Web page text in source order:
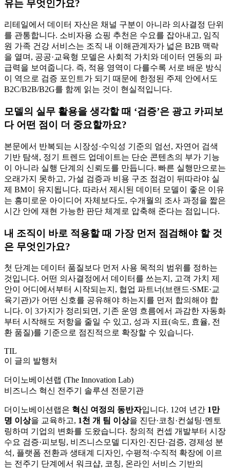
유는 무엇인가요?
리테일에서 데이터 자산은 채널 구분이 아니라 의사결정 단위
를 관통합니다. 소비자용 쇼핑 추천은 수요를 잡아내고, 임직
원 가족 건강 서비스는 조직 내 이해관계자가 넓은 B2B 맥락
을 열며, 공공·교육형 모델은 사회적 가치와 데이터 연동의 파
급력을 보여줍니다. 즉, 적용 영역이 다를수록 서로 배운 방식
이 역으로 검증 포인트가 되기 때문에 한정된 주제 안에서도
B2C/B2B/B2G를 함께 읽는 것이 현실적입니다.
모델의 실무 활용을 생각할 때 ‘검증’은 광고 카피보
다 어떤 점이 더 중요할까요?
본문에서 반복되는 시장성·수익성 기준의 엄선, 자연어 검색
기반 탐색, 정기 트렌드 업데이트는 단순 콘텐츠의 부가 기능
이 아니라 실행 단계의 신뢰도를 만듭니다. 빠른 실행만으로는
오래가지 못하고, 가설 검증과 비용 구조 점검이 뒤따라야 실
제 BM이 유지됩니다. 따라서 제시된 데이터 모델이 좋은 이유
는 흥미로운 아이디어 자체보다도, 수개월의 조사 과정을 짧은
시간 안에 재현 가능한 판단 체계로 압축해 준다는 점입니다.
내 조직이 바로 적용할 때 가장 먼저 점검해야 할 것
은 무엇인가요?
첫 단계는 데이터 품질보다 먼저 사용 목적의 범위를 정하는
것입니다. 어떤 의사결정에서 데이터를 쓰는지, 고객 가치 제
안이 어디에서부터 시작되는지, 협업 파트너(브랜드·SME·교
육기관)가 어떤 신호를 공유해야 하는지를 먼저 합의해야 합
니다. 이 3가지가 정리되면, 기존 운영 흐름에서 과감한 자동화
부터 시작해도 저항을 줄일 수 있고, 성과 지표(속도, 효율, 전
환 품질)를 기준으로 점진적으로 확장할 수 있습니다.
TIL
이 글의 발행처
더이노베이션랩 (The Innovation Lab)
비즈니스 혁신 전주기 솔루션 전문기관
더이노베이션랩은 혁신 여정의 동반자입니다. 12여 년간 1만
명 이상을 교육하고, 1천 개 팀 이상을 진단·코칭·컨설팅·멘토
링하며 기업의 변화를 도왔습니다. 창의적 컨셉 개발부터 시장
수요 검증·피보팅, 비즈니스모델 디자인·진단·검증, 경제성 분
석, 플랫폼 전환과 생태계 디자인, 수평적·수직적 확장에 이르
는 전주기 단계에서 워크샵, 코칭, 온라인 서비스 기반의